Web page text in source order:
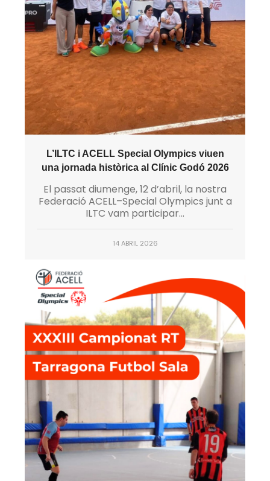
L’ILTC i ACELL Special Olympics viuen
una jornada històrica al Clínic Godó 2026
El passat diumenge, 12 d’abril, la nostra
Federació ACELL–Special Olympics junt a
ILTC vam participar...
14 ABRIL 2026